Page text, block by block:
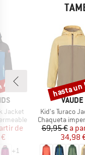
Jacket
reducido
de
+1
MARCA
VAUDE
Artículo
Kid's Turaco
Product group
Chaqueta
69,95 € a
34,98
Descuento
hasta